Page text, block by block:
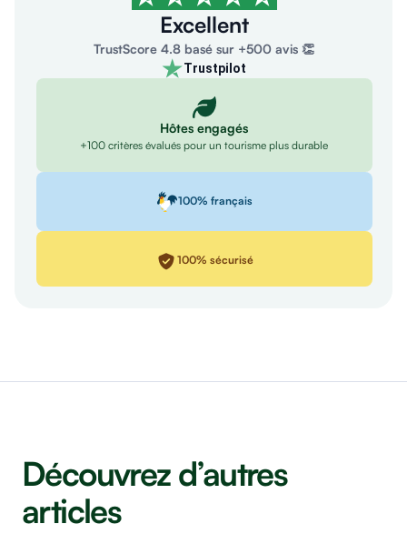
Excellent
TrustScore 4.8 basé sur +500 avis 👏
Trustpilot
Hôtes engagés
+100 critères évalués pour un tourisme plus durable
100% français
100% sécurisé
Découvrez d’autres
articles